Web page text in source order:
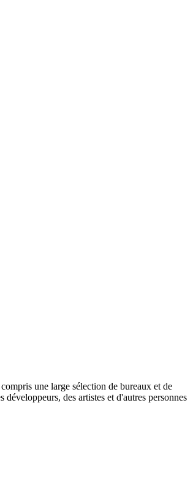
une large sélection de bureaux et de
des artistes et d'autres personnes